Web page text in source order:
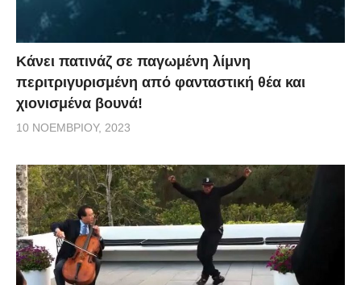
Κάνει πατινάζ σε παγωμένη λίμνη
περιτριγυρισμένη από φανταστική θέα και
χιονισμένα βουνά!
10 ΝΟΕΜΒΡΊΟΥ, 2023